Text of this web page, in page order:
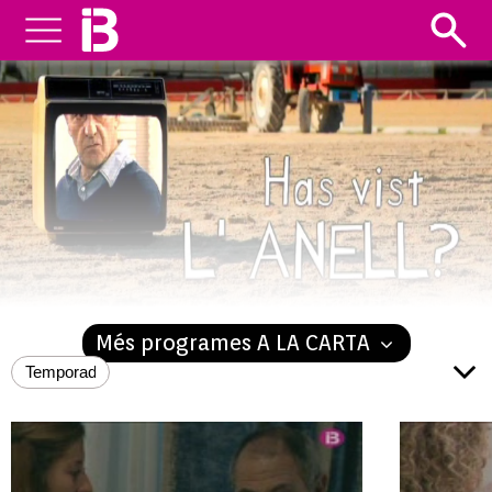
HAS VIST L’ANELL?
Més programes A LA CARTA